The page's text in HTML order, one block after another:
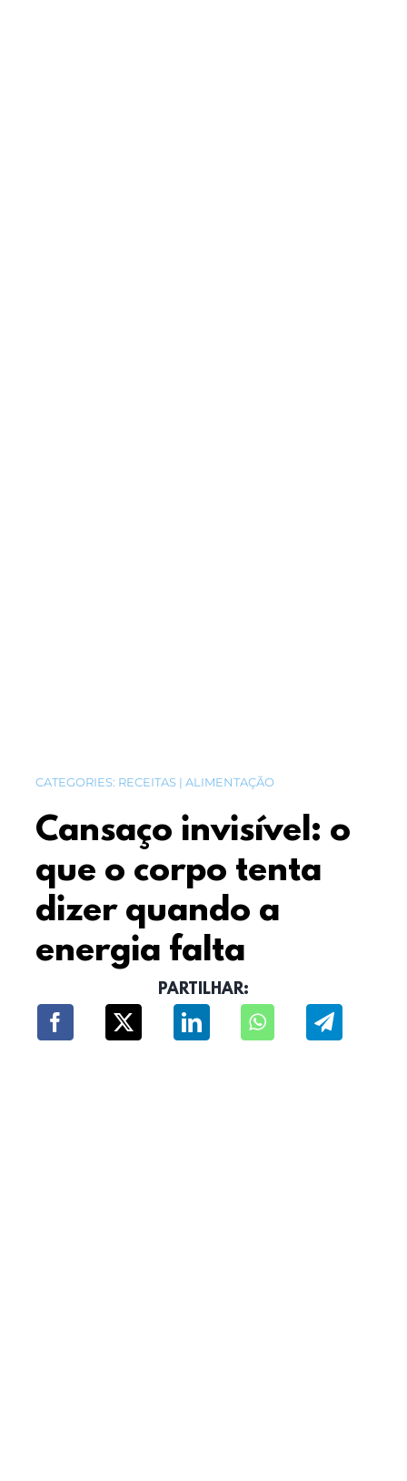
CATEGORIES: RECEITAS | ALIMENTAÇÃO
Cansaço invisível: o
que o corpo tenta
dizer quando a
energia falta
PARTILHAR: